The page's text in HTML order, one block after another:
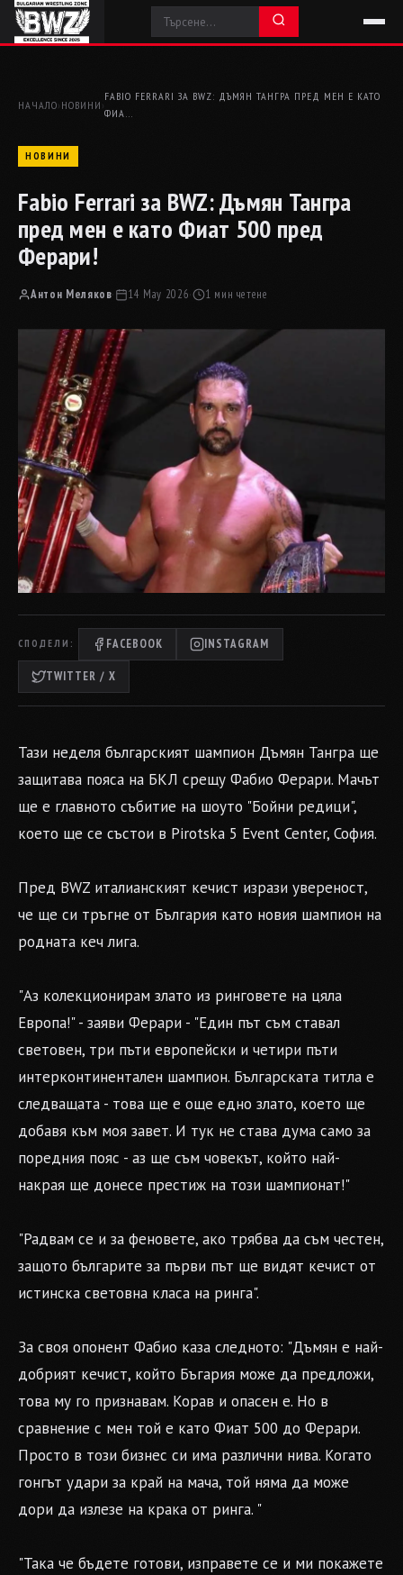
НАЧАЛО› НОВИНИ ›
FABIO FERRARI ЗА BWZ: ДЪМЯН ТАНГРА ПРЕД МЕН Е КАТО
ФИА…
НОВИНИ
Fabio Ferrari за BWZ: Дъмян Тангра
пред мен е като Фиат 500 пред
Ферари!
Антон Меляков· 14 May 2026· 1 мин четене
СПОДЕЛИ: FACEBOOK INSTAGRAM
TWITTER / X
Тази неделя българският шампион Дъмян Тангра ще
защитава пояса на БКЛ срещу Фабио Ферари. Мачът
ще е главното събитие на шоуто "Бойни редици",
което ще се състои в Pirotska 5 Event Center, София.
Пред BWZ италианският кечист изрази увереност,
че ще си тръгне от България като новия шампион на
родната кеч лига.
"Аз колекционирам злато из ринговете на цяла
Европа!" - заяви Ферари - "Един път съм ставал
световен, три пъти европейски и четири пъти
интерконтинентален шампион. Българската титла е
следващата - това ще е още едно злато, което ще
добавя към моя завет. И тук не става дума само за
поредния пояс - аз ще съм човекът, който най-
накрая ще донесе престиж на този шампионат!"
"Радвам се и за феновете, ако трябва да съм честен,
защото българите за първи път ще видят кечист от
истинска световна класа на ринга".
За своя опонент Фабио каза следното: "Дъмян е най-
добрият кечист, който Бъгария може да предложи,
това му го признавам. Корав и опасен e. Но в
сравнение с мен той е като Фиат 500 до Ферари.
Просто в този бизнес си има различни нива. Когато
гонгът удари за край на мача, той няма да може
дори да излезе на крака от ринга. "
"Така че бъдете готови, изправете се и ми покажете